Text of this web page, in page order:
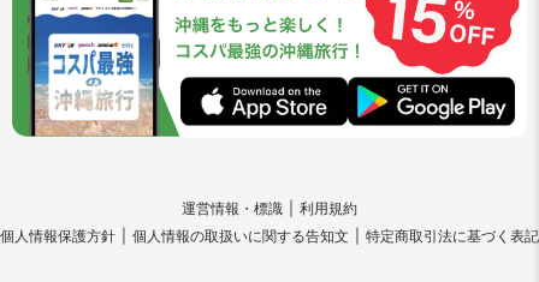
運営情報・標識
利用規約
個人情報保護方針
個人情報の取扱いに関する告知文 特定商取引法に基づく表記